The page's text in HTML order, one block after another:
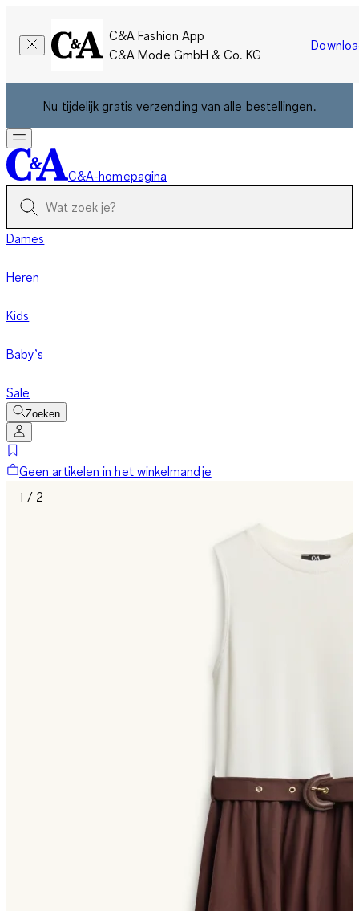
C&A Fashion App
C&A Mode GmbH & Co. KG
Nu tijdelijk gratis verzending van alle bestellingen.
C&A-homepagina
Dames
Heren
Kids
Baby’s
Sale
Zoeken
Geen artikelen in het winkelmandje
1 / 2